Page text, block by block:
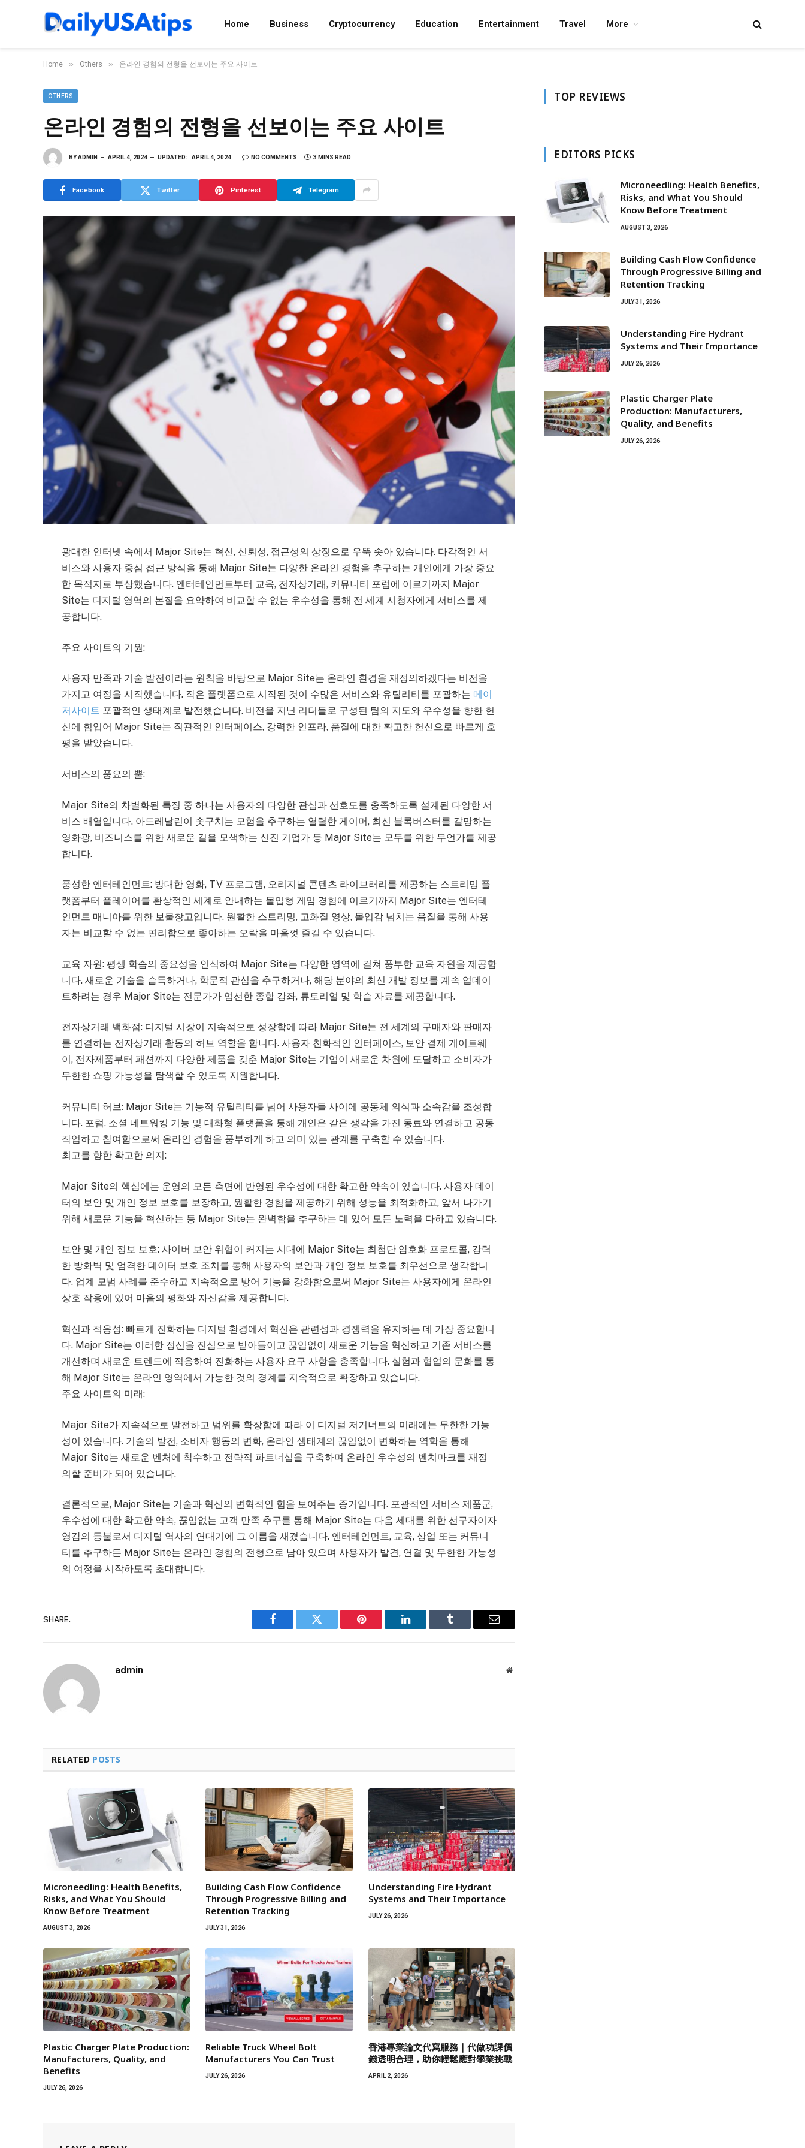
Home Business Cryptocurrency Education Entertainment Travel More
Home » Others » 온라인 경험의 전형을 선보이는 주요 사이트
OTHERS
온라인 경험의 전형을 선보이는 주요 사이트
BYADMIN APRIL 4, 2024 UPDATED: APRIL 4, 2024 NO COMMENTS 3 MINS READ
Facebook Twitter Pinterest Telegram
광대한 인터넷 속에서 Major Site는 혁신, 신뢰성, 접근성의 상징으로 우뚝 솟아 있습니다. 다각적인 서
비스와 사용자 중심 접근 방식을 통해 Major Site는 다양한 온라인 경험을 추구하는 개인에게 가장 중요
한 목적지로 부상했습니다. 엔터테인먼트부터 교육, 전자상거래, 커뮤니티 포럼에 이르기까지 Major
Site는 디지털 영역의 본질을 요약하여 비교할 수 없는 우수성을 통해 전 세계 시청자에게 서비스를 제
공합니다.
주요 사이트의 기원:
사용자 만족과 기술 발전이라는 원칙을 바탕으로 Major Site는 온라인 환경을 재정의하겠다는 비전을
가지고 여정을 시작했습니다. 작은 플랫폼으로 시작된 것이 수많은 서비스와 유틸리티를 포괄하는 메이
저사이트 포괄적인 생태계로 발전했습니다. 비전을 지닌 리더들로 구성된 팀의 지도와 우수성을 향한 헌
신에 힘입어 Major Site는 직관적인 인터페이스, 강력한 인프라, 품질에 대한 확고한 헌신으로 빠르게 호
평을 받았습니다.
서비스의 풍요의 뿔:
Major Site의 차별화된 특징 중 하나는 사용자의 다양한 관심과 선호도를 충족하도록 설계된 다양한 서
비스 배열입니다. 아드레날린이 솟구치는 모험을 추구하는 열렬한 게이머, 최신 블록버스터를 갈망하는
영화광, 비즈니스를 위한 새로운 길을 모색하는 신진 기업가 등 Major Site는 모두를 위한 무언가를 제공
합니다.
풍성한 엔터테인먼트: 방대한 영화, TV 프로그램, 오리지널 콘텐츠 라이브러리를 제공하는 스트리밍 플
랫폼부터 플레이어를 환상적인 세계로 안내하는 몰입형 게임 경험에 이르기까지 Major Site는 엔터테
인먼트 매니아를 위한 보물창고입니다. 원활한 스트리밍, 고화질 영상, 몰입감 넘치는 음질을 통해 사용
자는 비교할 수 없는 편리함으로 좋아하는 오락을 마음껏 즐길 수 있습니다.
교육 자원: 평생 학습의 중요성을 인식하여 Major Site는 다양한 영역에 걸쳐 풍부한 교육 자원을 제공합
니다. 새로운 기술을 습득하거나, 학문적 관심을 추구하거나, 해당 분야의 최신 개발 정보를 계속 업데이
트하려는 경우 Major Site는 전문가가 엄선한 종합 강좌, 튜토리얼 및 학습 자료를 제공합니다.
전자상거래 백화점: 디지털 시장이 지속적으로 성장함에 따라 Major Site는 전 세계의 구매자와 판매자
를 연결하는 전자상거래 활동의 허브 역할을 합니다. 사용자 친화적인 인터페이스, 보안 결제 게이트웨
이, 전자제품부터 패션까지 다양한 제품을 갖춘 Major Site는 기업이 새로운 차원에 도달하고 소비자가
무한한 쇼핑 가능성을 탐색할 수 있도록 지원합니다.
커뮤니티 허브: Major Site는 기능적 유틸리티를 넘어 사용자들 사이에 공동체 의식과 소속감을 조성합
니다. 포럼, 소셜 네트워킹 기능 및 대화형 플랫폼을 통해 개인은 같은 생각을 가진 동료와 연결하고 공동
작업하고 참여함으로써 온라인 경험을 풍부하게 하고 의미 있는 관계를 구축할 수 있습니다.
최고를 향한 확고한 의지:
Major Site의 핵심에는 운영의 모든 측면에 반영된 우수성에 대한 확고한 약속이 있습니다. 사용자 데이
터의 보안 및 개인 정보 보호를 보장하고, 원활한 경험을 제공하기 위해 성능을 최적화하고, 앞서 나가기
위해 새로운 기능을 혁신하는 등 Major Site는 완벽함을 추구하는 데 있어 모든 노력을 다하고 있습니다.
보안 및 개인 정보 보호: 사이버 보안 위협이 커지는 시대에 Major Site는 최첨단 암호화 프로토콜, 강력
한 방화벽 및 엄격한 데이터 보호 조치를 통해 사용자의 보안과 개인 정보 보호를 최우선으로 생각합니
다. 업계 모범 사례를 준수하고 지속적으로 방어 기능을 강화함으로써 Major Site는 사용자에게 온라인
상호 작용에 있어 마음의 평화와 자신감을 제공합니다.
혁신과 적응성: 빠르게 진화하는 디지털 환경에서 혁신은 관련성과 경쟁력을 유지하는 데 가장 중요합니
다. Major Site는 이러한 정신을 진심으로 받아들이고 끊임없이 새로운 기능을 혁신하고 기존 서비스를
개선하며 새로운 트렌드에 적응하여 진화하는 사용자 요구 사항을 충족합니다. 실험과 협업의 문화를 통
해 Major Site는 온라인 영역에서 가능한 것의 경계를 지속적으로 확장하고 있습니다.
주요 사이트의 미래:
Major Site가 지속적으로 발전하고 범위를 확장함에 따라 이 디지털 저거너트의 미래에는 무한한 가능
성이 있습니다. 기술의 발전, 소비자 행동의 변화, 온라인 생태계의 끊임없이 변화하는 역학을 통해
Major Site는 새로운 벤처에 착수하고 전략적 파트너십을 구축하며 온라인 우수성의 벤치마크를 재정
의할 준비가 되어 있습니다.
결론적으로, Major Site는 기술과 혁신의 변혁적인 힘을 보여주는 증거입니다. 포괄적인 서비스 제품군,
우수성에 대한 확고한 약속, 끊임없는 고객 만족 추구를 통해 Major Site는 다음 세대를 위한 선구자이자
영감의 등불로서 디지털 역사의 연대기에 그 이름을 새겼습니다. 엔터테인먼트, 교육, 상업 또는 커뮤니
티를 추구하든 Major Site는 온라인 경험의 전형으로 남아 있으며 사용자가 발견, 연결 및 무한한 가능성
의 여정을 시작하도록 초대합니다.
SHARE.
Facebook Twitter Pinterest LinkedIn Tumblr Email
admin Website
RELATED POSTS
Microneedling: Health Benefits,
Risks, and What You Should
Know Before Treatment
AUGUST 3, 2026
Building Cash Flow Confidence
Through Progressive Billing and
Retention Tracking
JULY 31, 2026
Understanding Fire Hydrant
Systems and Their Importance
JULY 26, 2026
Plastic Charger Plate Production:
Manufacturers, Quality, and
Benefits
JULY 26, 2026
Reliable Truck Wheel Bolt
Manufacturers You Can Trust
JULY 26, 2026
香港專業論文代寫服務｜代做功課價
錢透明合理，助你輕鬆應對學業挑戰
APRIL 2, 2026
TOP REVIEWS
EDITORS PICKS
Microneedling: Health Benefits,
Risks, and What You Should
Know Before Treatment
AUGUST 3, 2026
Building Cash Flow Confidence
Through Progressive Billing and
Retention Tracking
JULY 31, 2026
Understanding Fire Hydrant
Systems and Their Importance
JULY 26, 2026
Plastic Charger Plate
Production: Manufacturers,
Quality, and Benefits
JULY 26, 2026